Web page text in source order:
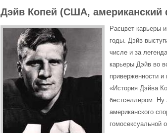
Дэйв Копей (США, американский
Расцвет карьеры
годы. Дэйв
числе и за
карьеры Дэйв во
приверженности и
«История Дэйва
бестселлером. Ну
американского
гомосексуальной